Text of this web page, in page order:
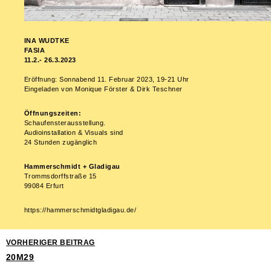
INA WUDTKE
FASIA
11.2.- 26.3.2023
Eröffnung: Sonnabend 11. Februar 2023, 19-21 Uhr
Eingeladen von Monique Förster & Dirk Teschner
Öffnungszeiten:
Schaufensterausstellung.
Audioinstallation & Visuals sind
24 Stunden zugänglich
Hammerschmidt + Gladigau
Trommsdorffstraße 15
99084 Erfurt
https://hammerschmidtgladigau.de/
VORHERIGER BEITRAG
20M29